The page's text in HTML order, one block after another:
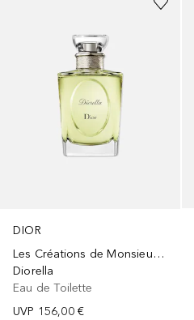
DIOR
Les Créations de Monsieur Dior
Diorella
Eau de Toilette
UVP 156,00 €